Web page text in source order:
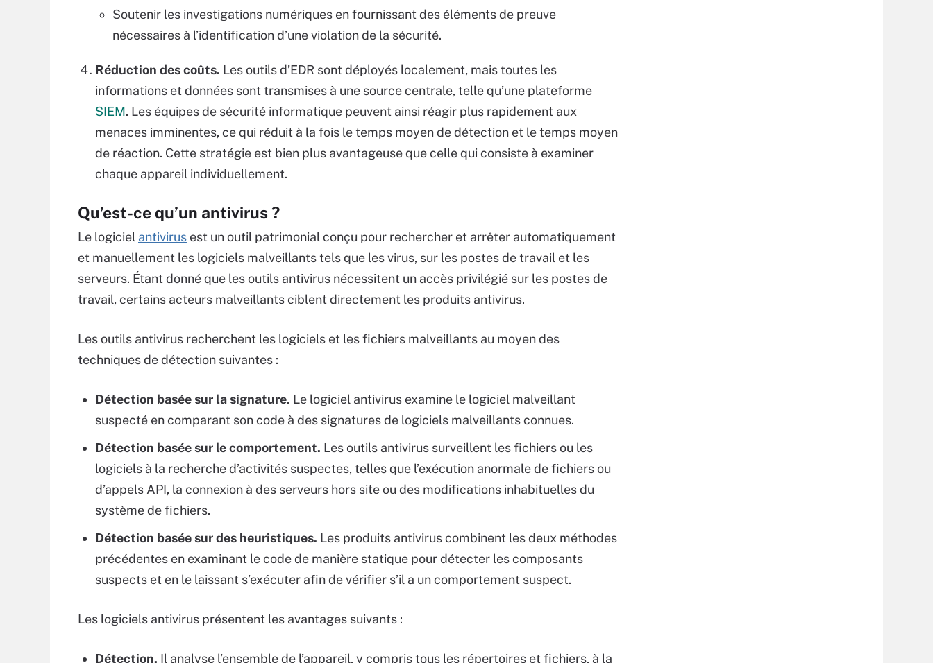
Soutenir les investigations numériques en fournissant des éléments de preuve
nécessaires à l’identification d’une violation de la sécurité.
Réduction des coûts. Les outils d’EDR sont déployés localement, mais toutes les
informations et données sont transmises à une source centrale, telle qu’une plateforme
SIEM. Les équipes de sécurité informatique peuvent ainsi réagir plus rapidement aux
menaces imminentes, ce qui réduit à la fois le temps moyen de détection et le temps moyen
de réaction. Cette stratégie est bien plus avantageuse que celle qui consiste à examiner
chaque appareil individuellement.
Qu’est-ce qu’un antivirus ?
Le logiciel antivirus est un outil patrimonial conçu pour rechercher et arrêter automatiquement
et manuellement les logiciels malveillants tels que les virus, sur les postes de travail et les
serveurs. Étant donné que les outils antivirus nécessitent un accès privilégié sur les postes de
travail, certains acteurs malveillants ciblent directement les produits antivirus.
Les outils antivirus recherchent les logiciels et les fichiers malveillants au moyen des
techniques de détection suivantes :
Détection basée sur la signature. Le logiciel antivirus examine le logiciel malveillant
suspecté en comparant son code à des signatures de logiciels malveillants connues.
Détection basée sur le comportement. Les outils antivirus surveillent les fichiers ou les
logiciels à la recherche d’activités suspectes, telles que l’exécution anormale de fichiers ou
d’appels API, la connexion à des serveurs hors site ou des modifications inhabituelles du
système de fichiers.
Détection basée sur des heuristiques. Les produits antivirus combinent les deux méthodes
précédentes en examinant le code de manière statique pour détecter les composants
suspects et en le laissant s’exécuter afin de vérifier s’il a un comportement suspect.
Les logiciels antivirus présentent les avantages suivants :
Détection. Il analyse l’ensemble de l’appareil, y compris tous les répertoires et fichiers, à la